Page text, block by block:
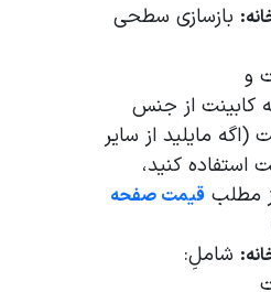
بازسازی سطحی
و
از جنس
سانت (اگه مایلید از سایر
استفاده کنید،
مطلب قیمت صفحه
شاملِ: